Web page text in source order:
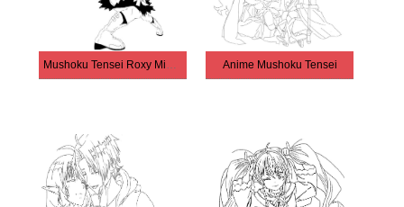
Mushoku Tensei Roxy Migurdia Anime Mushoku Tensei